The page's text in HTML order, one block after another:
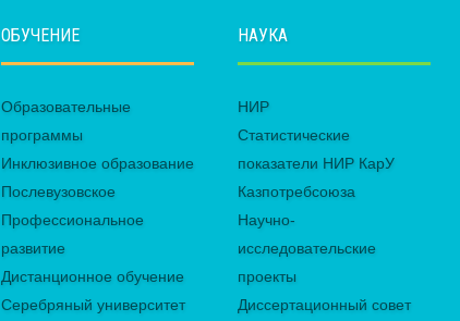
ОБУЧЕНИЕ
Образовательные
программы
Инклюзивное образование
Послевузовское
Профессиональное
развитие
Дистанционное обучение
Серебряный университет
НАУКА
НИР
Статистические
показатели НИР КарУ
Казпотребсоюза
Научно-
исследовательские
проекты
Диссертационный совет